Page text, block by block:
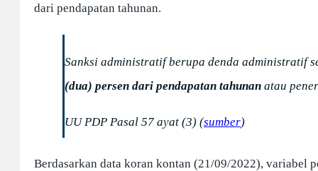
dari pendapatan tahunan.
Sanksi administratif berupa denda administratif
(dua) persen dari pendapatan tahunan atau
UU PDP Pasal 57 ayat (3) (sumber)
Berdasarkan data koran kontan (21/09/2022), variabel